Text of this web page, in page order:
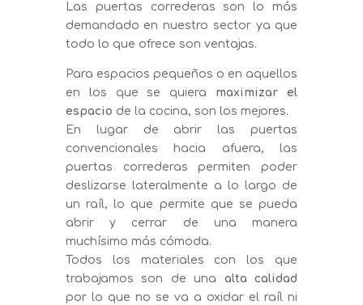
Las puertas correderas son lo más
demandado en nuestro sector ya que
todo lo que ofrece son ventajas.
Para espacios pequeños o en aquellos
en los que se quiera maximizar el
espacio de la cocina, son los mejores.
En lugar de abrir las puertas
convencionales hacia afuera, las
puertas correderas permiten poder
deslizarse lateralmente a lo largo de
un raíl, lo que permite que se pueda
abrir y cerrar de una manera
muchísimo más cómoda.
Todos los materiales con los que
trabajamos son de una alta calidad
por lo que no se va a oxidar el raíl ni